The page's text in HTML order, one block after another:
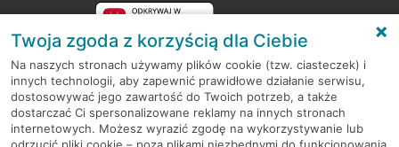
RODO
Regulamin serwisu
Twoja zgoda z korzyścią dla Ciebie
Na naszych stronach używamy plików cookie (tzw. ciasteczek) i
innych technologii, aby zapewnić prawidłowe działanie serwisu,
dostosowywać jego zawartość do Twoich potrzeb, a także
dostarczać Ci spersonalizowane reklamy na innych stronach
internetowych. Możesz wyrazić zgodę na wykorzystywanie lub